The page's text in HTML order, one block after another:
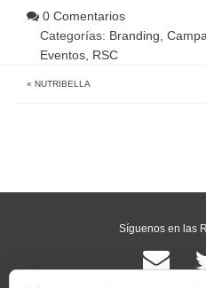
0 Comentarios
Categorías: Branding
Eventos RSC
« NUTRIBELLA
Síguenos en las